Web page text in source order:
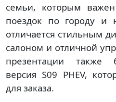
семьи, которым
поездок по городу и
отличается стильным
салоном и отличной
презентации также
версия S09 PHEV,
для заказа.